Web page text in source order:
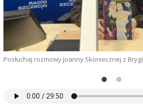
Posłuchaj rozmowy Joanny Skoniecznej z